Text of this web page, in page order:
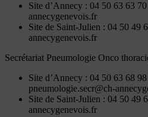
Site d’Annecy : 04 50 63 63
annecygenevois.fr
Site de Saint-Julien : 04 50 49
annecygenevois.fr
Secrétariat Pneumologie Onco
Site d’Annecy : 04 50 63 68
pneumologie.secr@ch-
Site de Saint-Julien : 04 50 49
annecygenevois.fr